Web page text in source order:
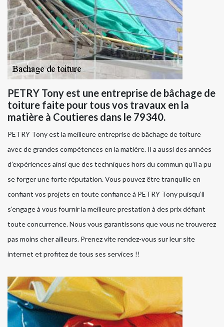
PETRY Tony est une entreprise de bâchage de
toiture faite pour tous vos travaux en la
matière à Coutieres dans le 79340.
PETRY Tony est la meilleure entreprise de bâchage de toiture
avec de grandes compétences en la matière. Il a aussi des années
d’expériences ainsi que des techniques hors du commun qu’il a pu
se forger une forte réputation. Vous pouvez être tranquille en
confiant vos projets en toute confiance à PETRY Tony puisqu’il
s’engage à vous fournir la meilleure prestation à des prix défiant
toute concurrence. Nous vous garantissons que vous ne trouverez
pas moins cher ailleurs. Prenez vite rendez-vous sur leur site
internet et profitez de tous ses services !!